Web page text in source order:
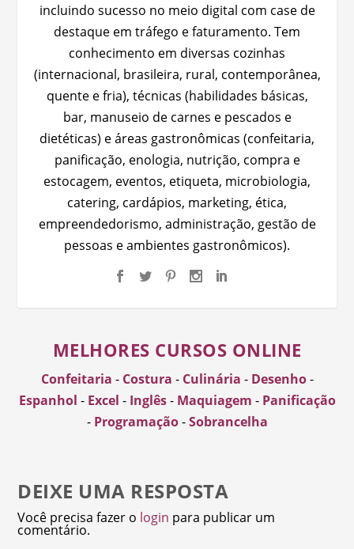
incluindo sucesso no meio digital com case de
destaque em tráfego e faturamento. Tem
conhecimento em diversas cozinhas
(internacional, brasileira, rural, contemporânea,
quente e fria), técnicas (habilidades básicas,
bar, manuseio de carnes e pescados e
dietéticas) e áreas gastronômicas (confeitaria,
panificação, enologia, nutrição, compra e
estocagem, eventos, etiqueta, microbiologia,
catering, cardápios, marketing, ética,
empreendedorismo, administração, gestão de
pessoas e ambientes gastronômicos).
MELHORES CURSOS ONLINE
Confeitaria - Costura - Culinária - Desenho-
Espanhol - Excel - Inglês- Maquiagem - Panificação
- Programação-Sobrancelha
DEIXE UMA RESPOSTA
Você precisa fazer o login para publicar um
comentário.